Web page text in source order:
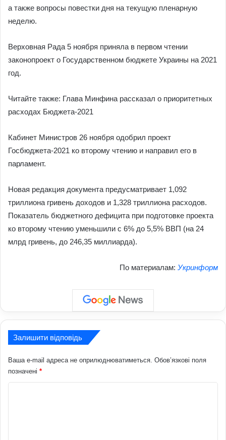
а также вопросы повестки дня на текущую пленарную
неделю.
Верховная Рада 5 ноября приняла в первом чтении
законопроект о Государственном бюджете Украины на 2021
год.
Читайте также: Глава Минфина рассказал о приоритетных
расходах Бюджета-2021
Кабинет Министров 26 ноября одобрил проект
Госбюджета-2021 ко второму чтению и направил его в
парламент.
Новая редакция документа предусматривает 1,092
триллиона гривень доходов и 1,328 триллиона расходов.
Показатель бюджетного дефицита при подготовке проекта
ко второму чтению уменьшили с 6% до 5,5% ВВП (на 24
млрд гривень, до 246,35 миллиарда).
По материалам: Укринформ
Залишити відповідь
Ваша e-mail адреса не оприлюднюватиметься. Обов’язкові поля
позначені *